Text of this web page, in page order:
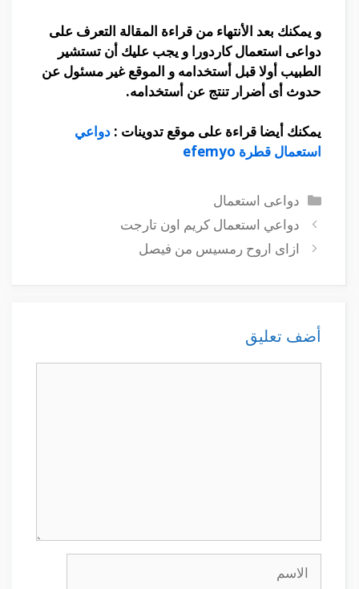
و يمكنك بعد الأنتهاء من قراءة المقالة التعرف على
دواعى استعمال كاردورا و يجب عليك أن تستشير
الطبيب أولا قبل أستخدامه و الموقع غير مسئول عن
حدوث أى أضرار تنتج عن أستخدامه.
يمكنك أيضا قراءة على موقع تدوينات : دواعي
استعمال قطرة efemyo
التصنيفات
دواعى استعمال
دواعي استعمال كريم اون تارجت
ازاى اروح رمسيس من فيصل
أضف تعليق
الاسم